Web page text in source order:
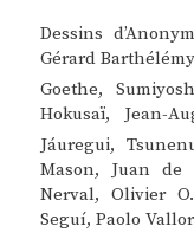
Dessins
Gérard
Goethe,
Hokusaï, Jean-
Jáuregui,
Mason, Juan
Nerval, Olivier
Seguí, Paolo